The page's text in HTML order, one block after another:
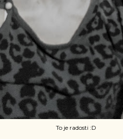
To je radosti :D